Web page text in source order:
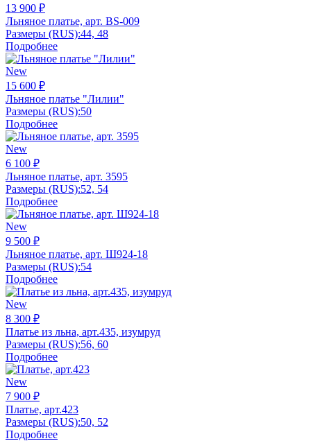
13 900 ₽
Льняное платье, арт. BS-009
Размеры (RUS):44, 48
Подробнее
New
15 600 ₽
Льняное платье "Лилии"
Размеры (RUS):50
Подробнее
New
6 100 ₽
Льняное платье, арт. 3595
Размеры (RUS):52, 54
Подробнее
New
9 500 ₽
Льняное платье, арт. Ш924-18
Размеры (RUS):54
Подробнее
New
8 300 ₽
Платье из льна, арт.435, изумруд
Размеры (RUS):56, 60
Подробнее
New
7 900 ₽
Платье, арт.423
Размеры (RUS):50, 52
Подробнее